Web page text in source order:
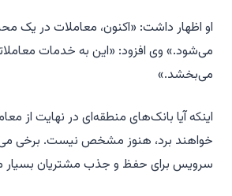
او اظهار داشت: «اکنون، معاملات در یک
می‌شود.» وی افزود: «این به خدمات
می‌بخشد.»
اینکه آیا بانک‌های منطقه‌ای در نهایت از
خواهند برد، هنوز مشخص نیست. برخی
سرویس برای حفظ و جذب مشتریان بسیار